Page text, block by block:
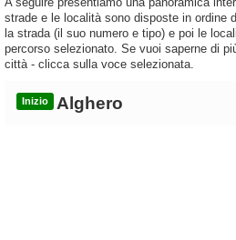
strade e le località sono disposte in ordine
la strada (il suo numero e tipo) e poi le
percorso selezionato. Se vuoi saperne di
città - clicca sulla voce selezionata.
Inizio Alghero